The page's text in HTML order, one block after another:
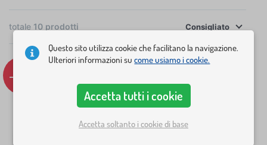
×
Colori
totale 10 prodotti
Consigliato
-17%
Questo sito utilizza cookie che facilitano la navigazione.
Ulteriori informazioni sucome usiamo i cookie.
Accetta tutti i cookie
Accetta soltanto i cookie di base